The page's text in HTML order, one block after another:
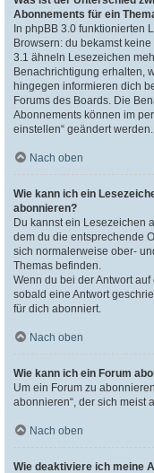
Abonnements für ein
In phpBB 3.0 funktionierten
Browsern: du bekamst
3.1 ähneln Lesezeichen
Benachrichtigung erhalten,
hingegen informieren dich
Forums des Boards. Die
Abonnements können im
einstellen“ geändert werden.
Nach oben
Wie kann ich ein
abonnieren?
Du kannst ein Lesezeichen
dem du die entsprechende
sich normalerweise ober-
Themas befinden.
Wenn du bei der Antwort
sobald eine Antwort
für dich abonniert.
Nach oben
Wie kann ich ein Forum
Um ein Forum zu
abonnieren“, der sich meist
Nach oben
Wie deaktiviere ich meine